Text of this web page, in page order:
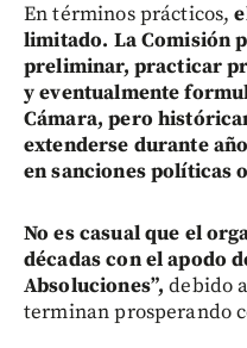
En términos prácticos,
limitado. La Comisión
preliminar, practicar
y eventualmente
Cámara, pero
extenderse durante
en sanciones políticas
No es casual que el
décadas con el apodo
Absoluciones”,debido
terminan prosperando